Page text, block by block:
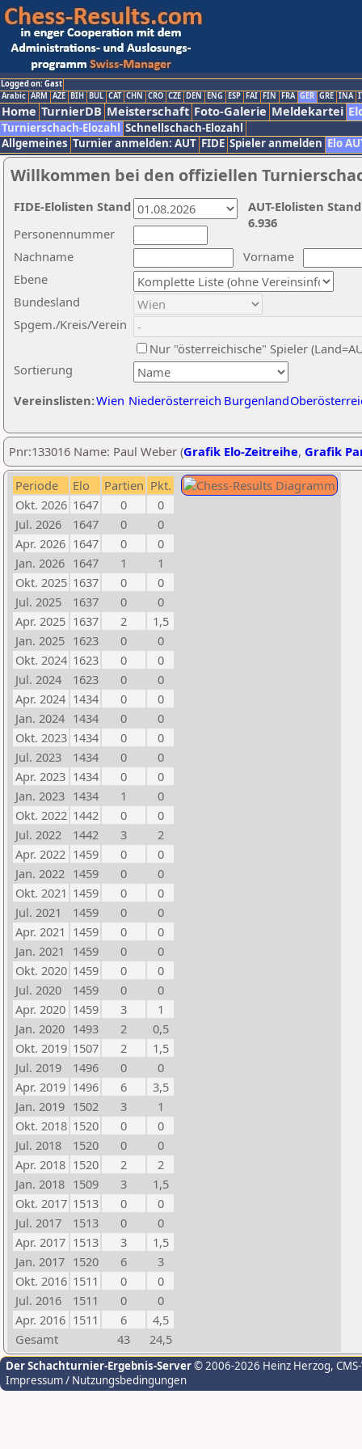
Logged on: Gast
Arabic ARM AZE BIH BUL CAT CHN CRO CZE DEN ENG ESP FAI FIN FRA GER GRE INA
Home TurnierDB Meisterschaft Foto-Galerie Meldekartei
Turnierschach-Elozahl Schnellschach-Elozahl
Allgemeines Turnier anmelden: AUT FIDE Spieler anmelden Elo
Willkommen bei den offiziellen
Nachname
Vorname
Ebene
Sortierung
Personennummer
Bundesland
Spgem./Kreis/Verein
Nur "österreichische" Spieler
Vereinslisten:Wien Niederösterreich Burgenland
AUT-Elolisten
6.936
FIDE-Elolisten Stand
Pnr:133016 Name: Paul Weber (Grafik Elo-Zeitreihe, Grafik
Periode Elo Partien Pkt.
Okt. 2026 1647 0
0
Jul. 2026
1647 0
0
Apr. 2026 1647 0
0
Jan. 2026 1647 1
1
Okt. 2025 1637 0
0
Jul. 2025
1637 0
0
Apr. 2025 1637 2
1,5
Jan. 2025 1623 0
0
Okt. 2024 1623 0
0
Jul. 2024
1623 0
0
Apr. 2024 1434 0
0
Jan. 2024 1434 0
0
Okt. 2023 1434 0
0
Jul. 2023
1434 0
0
Apr. 2023 1434 0
0
Jan. 2023 1434 1
0
Okt. 2022 1442 0
0
Jul. 2022
1442 3
2
Apr. 2022 1459 0
0
Jan. 2022 1459 0
0
Okt. 2021 1459 0
0
Jul. 2021
1459 0
0
Apr. 2021 1459 0
0
Jan. 2021
1459 0
0
Okt. 2020 1459 0
0
Jul. 2020
1459 0
0
Apr. 2020 1459 3
1
Jan. 2020 1493 2
0,5
Okt. 2019 1507 2
1,5
Jul. 2019
1496 0
0
Apr. 2019 1496 6
3,5
Jan. 2019 1502 3
1
Okt. 2018 1520 0
0
Jul. 2018
1520 0
0
Apr. 2018 1520 2
2
Jan. 2018 1509 3
1,5
Okt. 2017 1513 0
0
Jul. 2017
1513 0
0
Apr. 2017 1513 3
1,5
Jan. 2017 1520 6
3
Okt. 2016 1511 0
0
Jul. 2016
1511 0
0
Apr. 2016 1511 6
4,5
Gesamt
43 24,5
Der Schachturnier-Ergebnis-Server© 2006-2026 Heinz Herzog,
Impressum / Nutzungsbedingungen